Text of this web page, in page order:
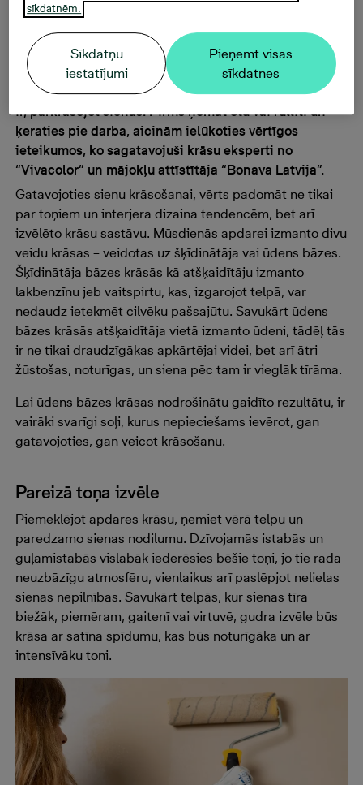
Pienākot pavasarim, daudzi steidz ienest svaigas
vēsmas savā mājoklī – veic ģenerāltīrīšanu, pārveido
telpu iekārtojumu un izskatu. Viens no veidiem, kā
pašu spēkiem pārvērst savas mājas līdz nepazīšanai,
ir, pārkrāsojot sienas. Pirms ņemat otu vai rullīti un
ķeraties pie darba, aicinām ielūkoties vērtīgos
ieteikumos, ko sagatavojuši krāsu eksperti no
“Vivacolor” un mājokļu attīstītāja “Bonava Latvija”.
Gatavojoties sienu krāsošanai, vērts padomāt ne tikai
par toņiem un interjera dizaina tendencēm, bet arī
izvēlēto krāsu sastāvu. Mūsdienās apdarei izmanto divu
veidu krāsas – veidotas uz šķīdinātāja vai ūdens bāzes.
Šķīdinātāja bāzes krāsās kā atšķaidītāju izmanto
lakbenzīnu jeb vaitspirtu, kas, izgarojot telpā, var
nedaudz ietekmēt cilvēku pašsajūtu. Savukārt ūdens
bāzes krāsās atšķaidītāja vietā izmanto ūdeni, tādēļ tās
ir ne tikai draudzīgākas apkārtējai videi, bet arī ātri
žūstošas, noturīgas, un siena pēc tam ir vieglāk tīrāma.
Lai ūdens bāzes krāsas nodrošinātu gaidīto rezultātu, ir
vairāki svarīgi soļi, kurus nepieciešams ievērot, gan
gatavojoties, gan veicot krāsošanu.
Pareizā toņa izvēle
Piemeklējot apdares krāsu, ņemiet vērā telpu un
paredzamo sienas nodilumu. Dzīvojamās istabās un
guļamistabās vislabāk iederēsies bēšie toņi, jo tie rada
neuzbāzīgu atmosfēru, vienlaikus arī paslēpjot nelielas
sienas nepilnības. Savukārt telpās, kur sienas tīra
biežāk, piemēram, gaitenī vai virtuvē, gudra izvēle būs
krāsa ar satīna spīdumu, kas būs noturīgāka un ar
intensīvāku toni.
sīkdatnēm.
Sīkdatņu
iestatījumi
Pieņemt visas
sīkdatnes